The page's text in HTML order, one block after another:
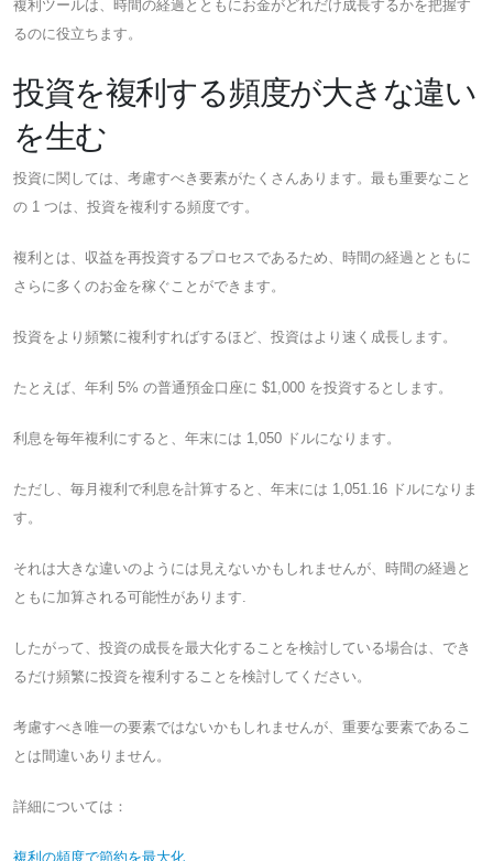
複利ツールは、時間の経過とともにお金がどれだけ成長するかを把握す
るのに役立ちます。
投資を複利する頻度が大きな違い
を生む
投資に関しては、考慮すべき要素がたくさんあります。最も重要なこと
の 1 つは、投資を複利する頻度です。
複利とは、収益を再投資するプロセスであるため、時間の経過とともに
さらに多くのお金を稼ぐことができます。
投資をより頻繁に複利すればするほど、投資はより速く成長します。
たとえば、年利 5% の普通預金口座に $1,000 を投資するとします。
利息を毎年複利にすると、年末には 1,050 ドルになります。
ただし、毎月複利で利息を計算すると、年末には 1,051.16 ドルになりま
す。
それは大きな違いのようには見えないかもしれませんが、時間の経過と
ともに加算される可能性があります.
したがって、投資の成長を最大化することを検討している場合は、でき
るだけ頻繁に投資を複利することを検討してください。
考慮すべき唯一の要素ではないかもしれませんが、重要な要素であるこ
とは間違いありません。
詳細については：
複利の頻度で節約を最大化